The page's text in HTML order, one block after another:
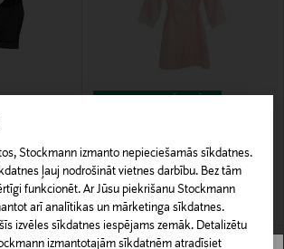
Stockmann izmanto nepieciešamās sīkdatnes.
ļauj nodrošināt vietnes darbību. Bez tām
funkcionēt. Ar Jūsu piekrišanu Stockmann
arī analītikas un mārketinga sīkdatnes.
izvēles sīkdatnes iespējams zemāk. Detalizētu
izmantotajām sīkdatnēm atradīsiet
Original Price
89,90 €